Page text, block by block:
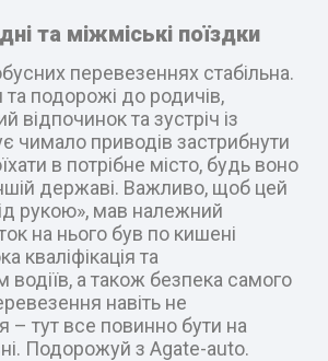
та міжміські поїздки
перевезеннях стабільна.
та подорожі до родичів,
відпочинок та зустріч із
чимало приводів застрибнути
в потрібне місто, будь воно
державі. Важливо, щоб цей
рукою», мав належний
на нього був по кишені
кваліфікація та
водіїв, а також безпека самого
навіть не
– тут все повинно бути на
Подорожуй з Agate-auto.